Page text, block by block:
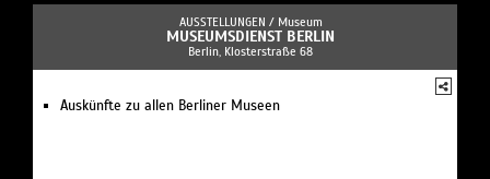
AUSSTELLUNGEN / Museum
MUSEUMSDIENST BERLIN
Berlin, Klosterstraße 68
Auskünfte zu allen Berliner Museen